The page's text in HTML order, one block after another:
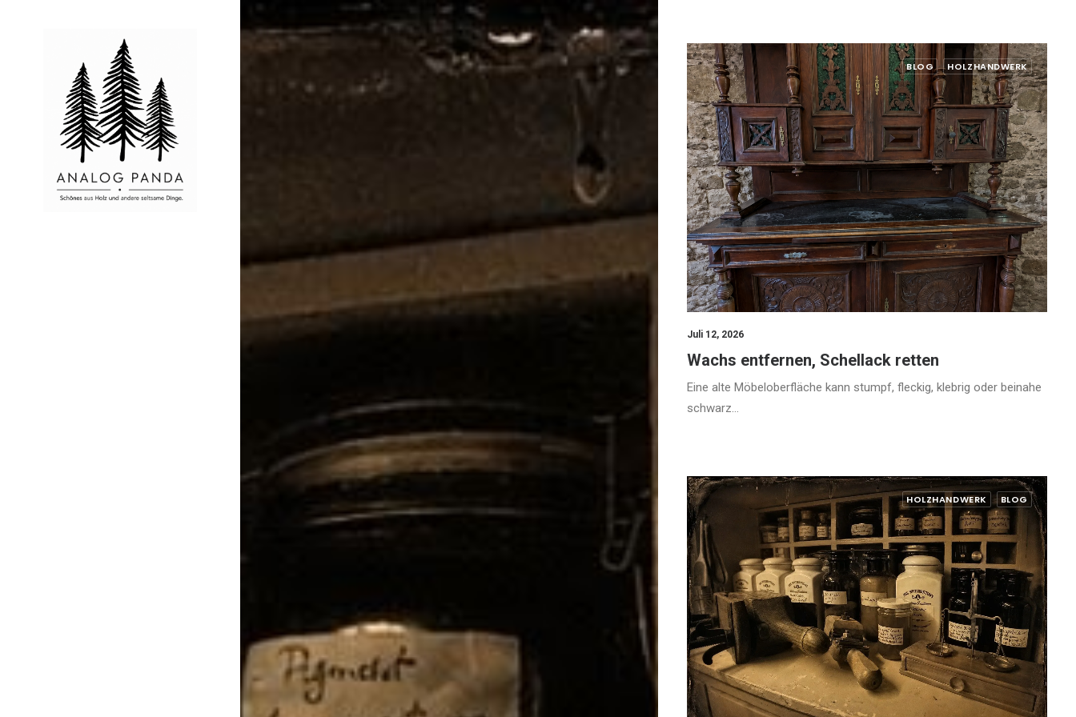
BLOG HOLZHANDWERK
Juli 12, 2026
Wachs entfernen, Schellack retten
Eine alte Möbeloberfläche kann stumpf, fleckig, klebrig oder beinahe
schwarz…
HOLZHANDWERK BLOG